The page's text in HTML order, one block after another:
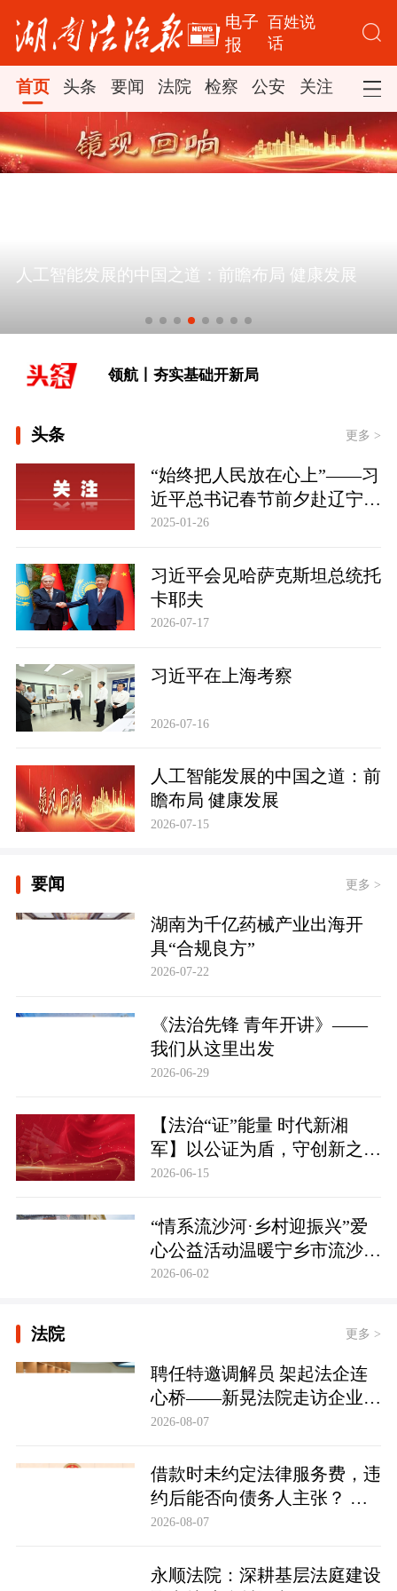
电子
报
百姓说
话
首页 头条 要闻 法院 检察 公安 关注 司法
“十五五”开局之年推进算力网建设观察
[实干开新局｜消费市场开局起势]
领航丨夯实基础开新局
[实干开新局｜消费市场开局起势]
领航丨夯实基础开新局
头条 更多 >
“始终把人民放在心上”——习
近平总书记春节前夕赴辽宁看
望慰问基层干部群众纪实
2025-01-26
习近平会见哈萨克斯坦总统托
卡耶夫
2026-07-17
习近平在上海考察
2026-07-16
人工智能发展的中国之道：前
瞻布局 健康发展
2026-07-15
要闻 更多 >
湖南为千亿药械产业出海开
具“合规良方”
2026-07-22
《法治先锋 青年开讲》——
我们从这里出发
2026-06-29
【法治“证”能量 时代新湘
军】以公证为盾，守创新之魂
湖南青年公证人为知识产权保
2026-06-15
“情系流沙河·乡村迎振兴”爱
心公益活动温暖宁乡市流沙河
镇
2026-06-02
法院 更多 >
聘任特邀调解员 架起法企连
心桥——新晃法院走访企业并
颁发特邀调解员聘书
2026-08-07
借款时未约定法律服务费，违
约后能否向债务人主张？ 武
冈法院：超出可预见范围，驳
2026-08-07
永顺法院：深耕基层法庭建设